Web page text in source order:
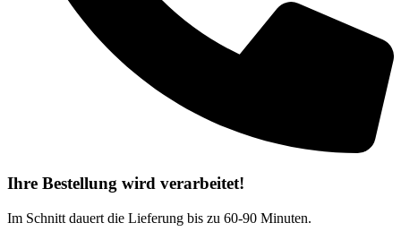
Ihre Bestellung wird verarbeitet!
Im Schnitt dauert die Lieferung bis zu 60-90 Minuten.